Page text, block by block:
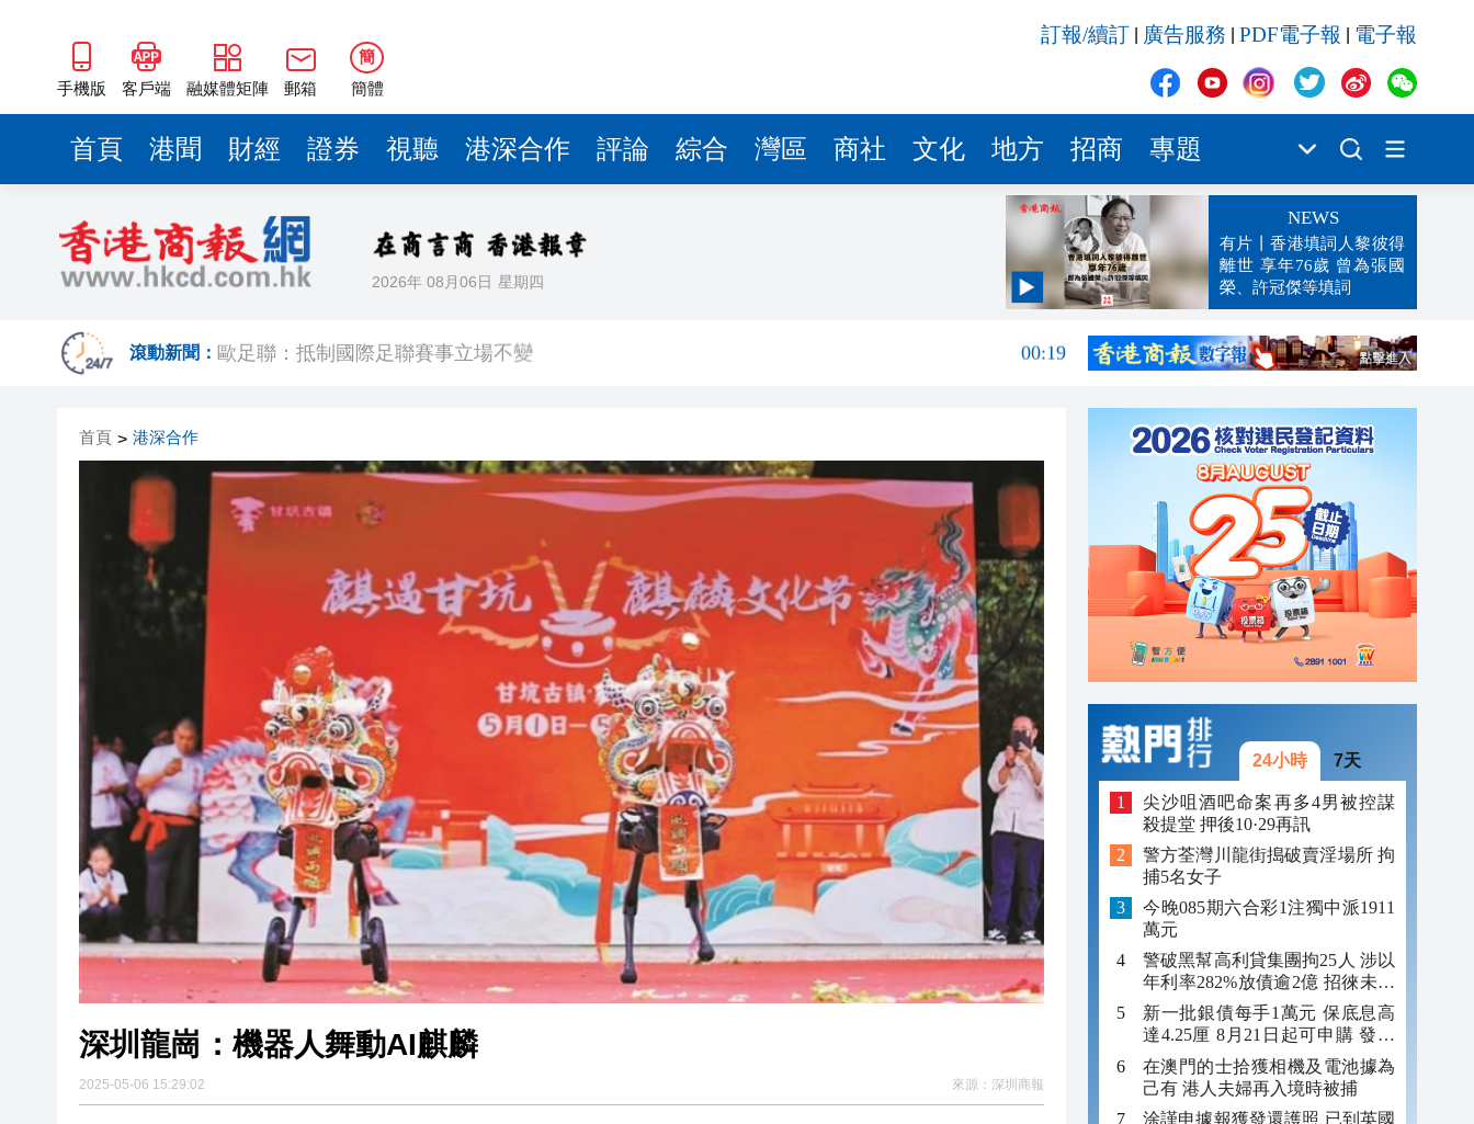
手機版 客戶端 融媒體矩陣 郵箱
簡
簡體
訂報/續訂 廣告服務 PDF電子報 電子報
首頁 港聞 財經 證券 視聽 港深合作 評論 綜合 灣區 商社 文化 地方 招商 專題
2026年 08月06日 星期四
NEWS
有片丨香港填詞人黎彼得
離世 享年76歲 曾為張國
榮、許冠傑等填詞
滾動新聞：
00:19
相約深圳，見證奇蹟 科技美術雙館比鄰，聯手提升城市文化魅力
00:07
美股觀望非農數據 道指跌逾百點
23:17
有片丨孕婦羊水破裂即將臨盆 正遇晚高峰 情況危急 鐵騎交警一路開道護送
東涌巴士撞電單車 巴士司機涉危駕被捕
23:12
有片丨清淡不等於吃素！ 清淡飲食正在毀掉很多老人的晚年健康
23:00
首頁 > 港深合作
深圳龍崗：機器人舞動AI麒麟
2025-05-06 15:29:02 來源： 深圳商報
24小時 7天
尖沙咀酒吧命案再多4男被控謀
殺提堂 押後10·29再訊
警方荃灣川龍街搗破賣淫場所 拘
捕5名女子
今晚085期六合彩1注獨中派1911
萬元
警破黑幫高利貸集團拘25人 涉以
年利率282%放債逾2億 招徠未成
年追數
新一批銀債每手1萬元 保底息高
達4.25厘 8月21日起可申購 發行
金額最多550億
在澳門的士拾獲相機及電池據為
己有 港人夫婦再入境時被捕
涂謹申據報獲發還護照 已到英國